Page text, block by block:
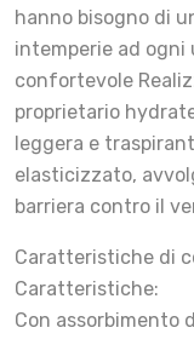
hanno bisogno di
intemperie ad ogni
confortevole
proprietario
leggera e
elasticizzato,
barriera contro il
Caratteristiche di
Caratteristiche:
Con assorbimento